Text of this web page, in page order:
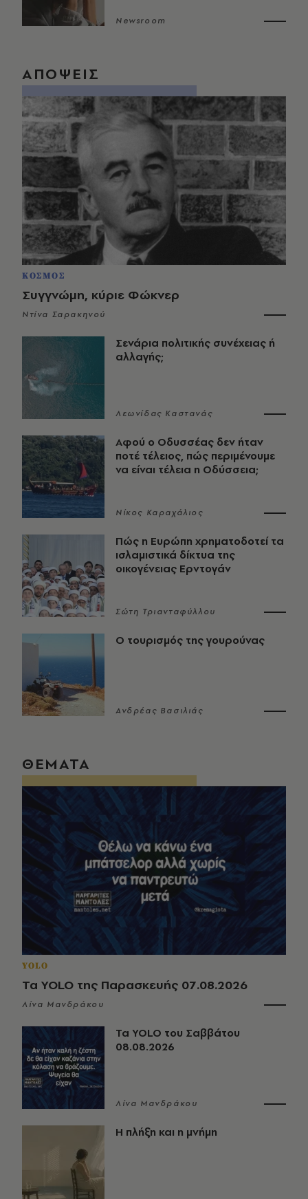
Newsroom
ΑΠΟΨΕΙΣ
ΚΟΣΜΟΣ
Συγγνώμη, κύριε Φώκνερ
Ντίνα Σαρακηνού
Σενάρια πολιτικής συνέχειας ή
αλλαγής;
Λεωνίδας Καστανάς
Αφού ο Οδυσσέας δεν ήταν
ποτέ τέλειος, πώς περιμένουμε
να είναι τέλεια η Οδύσσεια;
Νίκος Καραχάλιος
Πώς η Ευρώπη χρηματοδοτεί τα
ισλαμιστικά δίκτυα της
οικογένειας Ερντογάν
Σώτη Τριανταφύλλου
Ο τουρισμός της γουρούνας
Ανδρέας Βασιλιάς
ΘΕΜΑΤΑ
YOLO
Τα YOLO της Παρασκευής 07.08.2026
Λίνα Μανδράκου
Τα YOLO του Σαββάτου
08.08.2026
Λίνα Μανδράκου
Η πλήξη και η μνήμη